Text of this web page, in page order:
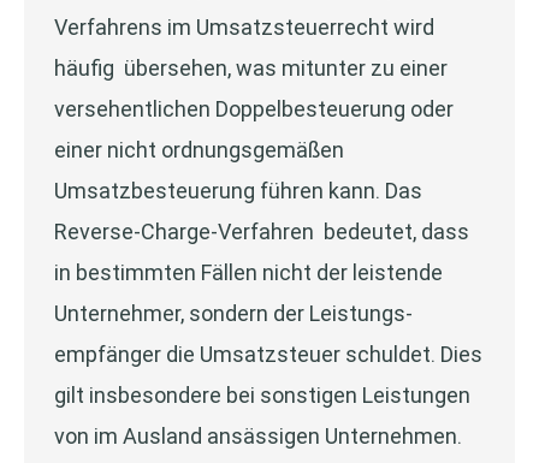
Verfahrens im Umsatzsteuerrecht wird
häufig übersehen, was mitunter zu einer
versehentlichen Doppelbesteuerung oder
einer nicht ordnungsgemäßen
Umsatzbesteuerung führen kann. Das
Reverse-Charge-Verfahren bedeutet, dass
in bestimmten Fällen nicht der leistende
Unternehmer, sondern der Leistungs-
empfänger die Umsatzsteuer schuldet. Dies
gilt insbesondere bei sonstigen Leistungen
von im Ausland ansässigen Unternehmen.